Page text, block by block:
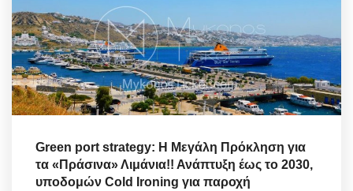
Green port strategy: Η Μεγάλη Πρόκληση για
τα «Πράσινα» Λιμάνια!! Ανάπτυξη έως το 2030,
υποδομών Cold Ironing για παροχή